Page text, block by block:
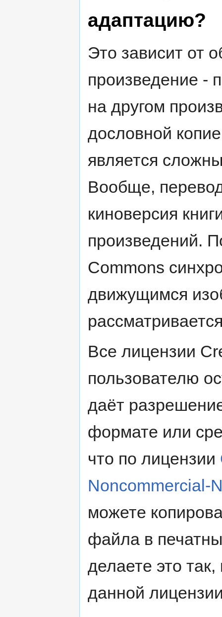
адаптацию?
Это зависит от
произведение -
на другом
дословной
является
Вообще,
киноверсия
произведений.
Commons
движущимся
Все лицензии
пользователю
даёт
формате или
что по лицензии
Noncommercial-
можете
файла в
делаете это так,
данной